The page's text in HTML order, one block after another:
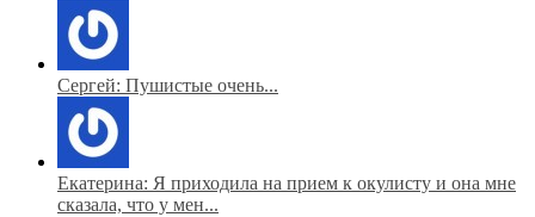
Сергей: Пушистые очень...
Екатерина: Я приходила на прием к окулисту и она мне
сказала, что у мен...